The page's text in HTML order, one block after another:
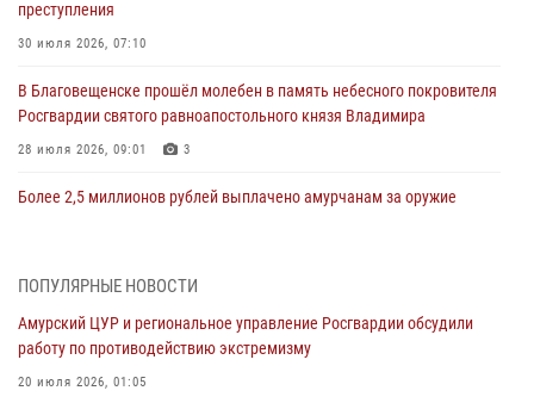
преступления
30 июля 2026, 07:10
В Благовещенске прошёл молебен в память небесного покровителя
Росгвардии святого равноапостольного князя Владимира
28 июля 2026, 09:01 3
Более 2,5 миллионов рублей выплачено амурчанам за оружие
Росгвардии Амурской области в период с 20 по 26 июля 2026 года
27 июля 2026, 06:28
ПОПУЛЯРНЫЕ НОВОСТИ
Амурский ЦУР и региональное управление Росгвардии обсудили
работу по противодействию экстремизму
20 июля 2026, 01:05